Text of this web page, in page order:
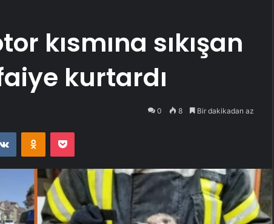
kısmına sıkışan
kurtardı
0 8 Bir dakikadan az
VKontakteOdnoklassniki
Pocket